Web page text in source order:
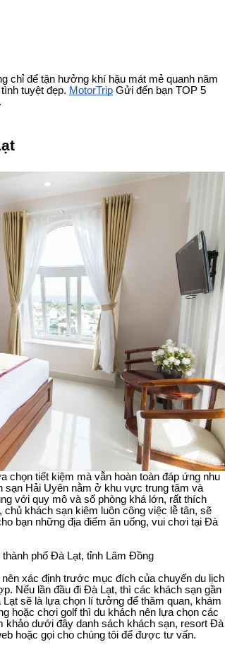
chỉ để tận hưởng khí hậu mát mẻ quanh năm
tuyệt đẹp. MotorTrip Gửi đến bạn TOP 5
chọn tiết kiệm mà vẫn hoàn toàn đáp ứng nhu
sạn Hải Uyên nằm ở khu vực trung tâm và
với quy mô và số phòng khá lớn, rất thích
khách sạn kiêm luôn công việc lễ tân, sẽ
bạn những địa điểm ăn uống, vui chơi tại Đà
phố Đà Lạt, tỉnh Lâm Đồng
xác định trước mục đích của chuyến du lịch
Nếu lần đầu đi Đà Lạt, thì các khách sạn gần
sẽ là lựa chọn lí tưởng để thăm quan, khám
hoặc chơi golf thì du khách nên lựa chọn các
khảo dưới đây danh sách khách sạn, resort Đà
hoặc gọi cho chúng tôi để được tư vấn.